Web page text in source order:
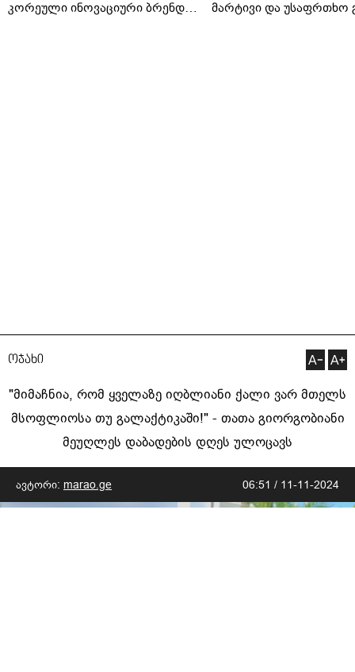
კორეული ინოვაციური ბრენდი
მარტივი და უსაფრთხო
ოჯახი
"მიმაჩნია, რომ ყველაზე იღბლიანი ქალი ვარ მთელს
მსოფლიოსა თუ გალაქტიკაში!" - თათა გიორგობიანი
მეუღლეს დაბადების დღეს ულოცავს
ავტორი: marao.ge 06:51 / 11-11-2024